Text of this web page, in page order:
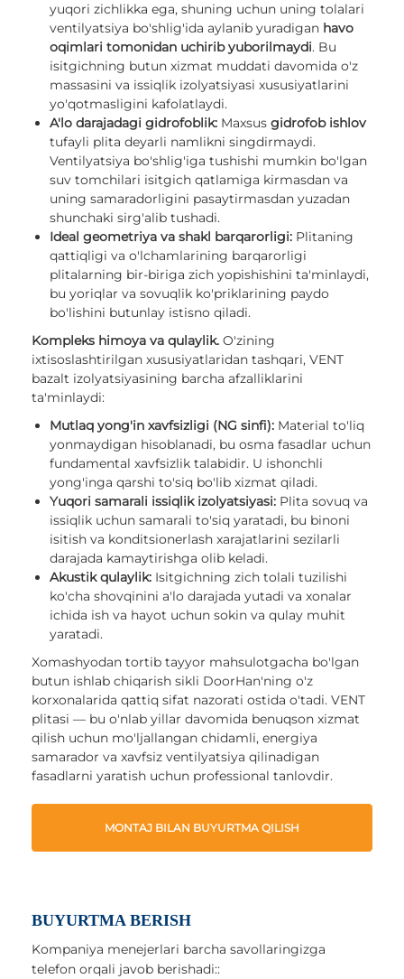
yuqori zichlikka ega, shuning uchun uning tolalari
ventilyatsiya bo'shlig'ida aylanib yuradigan havo
oqimlari tomonidan uchirib yuborilmaydi. Bu
isitgichning butun xizmat muddati davomida o'z
massasini va issiqlik izolyatsiyasi xususiyatlarini
yo'qotmasligini kafolatlaydi.
A'lo darajadagi gidrofoblik: Maxsus gidrofob ishlov
tufayli plita deyarli namlikni singdirmaydi.
Ventilyatsiya bo'shlig'iga tushishi mumkin bo'lgan
suv tomchilari isitgich qatlamiga kirmasdan va
uning samaradorligini pasaytirmasdan yuzadan
shunchaki sirg'alib tushadi.
Ideal geometriya va shakl barqarorligi: Plitaning
qattiqligi va o'lchamlarining barqarorligi
plitalarning bir-biriga zich yopishishini ta'minlaydi,
bu yoriqlar va sovuqlik ko'priklarining paydo
bo'lishini butunlay istisno qiladi.
Kompleks himoya va qulaylik. O'zining
ixtisoslashtirilgan xususiyatlaridan tashqari, VENT
bazalt izolyatsiyasining barcha afzalliklarini
ta'minlaydi:
Mutlaq yong'in xavfsizligi (NG sinfi): Material to'liq
yonmaydigan hisoblanadi, bu osma fasadlar uchun
fundamental xavfsizlik talabidir. U ishonchli
yong'inga qarshi to'siq bo'lib xizmat qiladi.
Yuqori samarali issiqlik izolyatsiyasi: Plita sovuq va
issiqlik uchun samarali to'siq yaratadi, bu binoni
isitish va konditsionerlash xarajatlarini sezilarli
darajada kamaytirishga olib keladi.
Akustik qulaylik: Isitgichning zich tolali tuzilishi
ko'cha shovqinini a'lo darajada yutadi va xonalar
ichida ish va hayot uchun sokin va qulay muhit
yaratadi.
Xomashyodan tortib tayyor mahsulotgacha bo'lgan
butun ishlab chiqarish sikli DoorHan'ning o'z
korxonalarida qattiq sifat nazorati ostida o'tadi. VENT
plitasi — bu o'nlab yillar davomida benuqson xizmat
qilish uchun mo'ljallangan chidamli, energiya
samarador va xavfsiz ventilyatsiya qilinadigan
fasadlarni yaratish uchun professional tanlovdir.
MONTAJ BILAN BUYURTMA QILISH
BUYURTMA BERISH
Kompaniya menejerlari barcha savollaringizga
telefon orqali javob berishadi::